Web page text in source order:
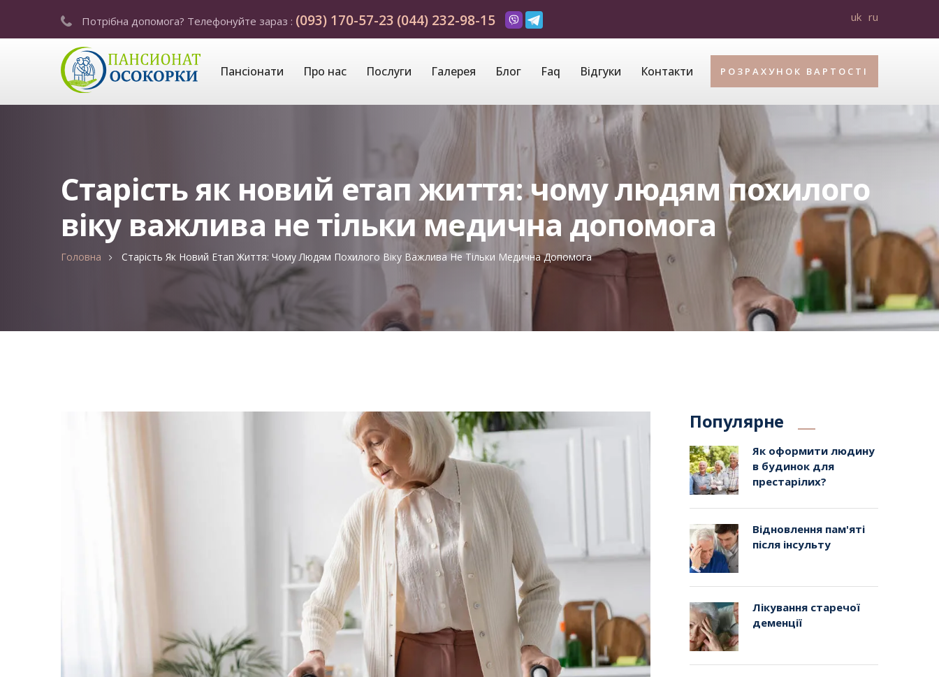
Потрібна допомога? Телефонуйте зараз : (093) 170-57-23 (044) 232-98-15 uk ru
Пансіонати Про нас Послуги Галерея Блог Faq Відгуки Контакти РОЗРАХУНОК ВАРТОСТІ
Старість як новий етап життя: чому людям похилого
віку важлива не тільки медична допомога
Головна Старість Як Новий Етап Життя: Чому Людям Похилого Віку Важлива Не Тільки Медична Допомога
Популярне
Як оформити людину
в будинок для
престарілих?
Відновлення пам'яті
після інсульту
Лікування старечої
деменції